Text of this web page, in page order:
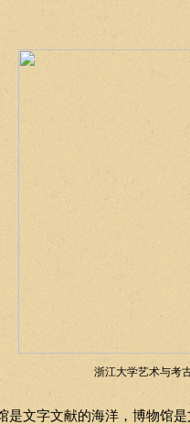
浙江大学艺术与考
是文字文献的海洋，博物馆